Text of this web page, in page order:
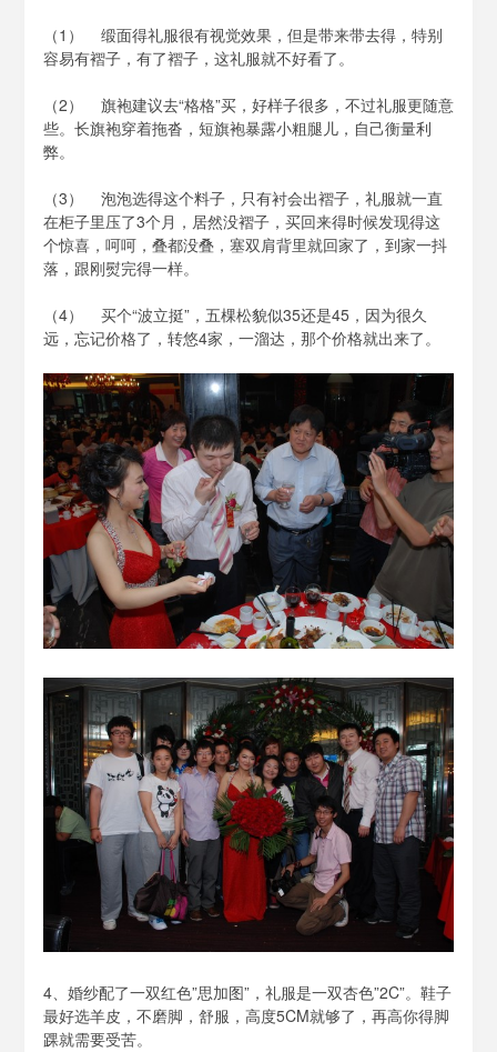
（1） 缎面得礼服很有视觉效果，但是带来带去得，特别
容易有褶子，有了褶子，这礼服就不好看了。
（2） 旗袍建议去“格格”买，好样子很多，不过礼服更随意
些。长旗袍穿着拖沓，短旗袍暴露小粗腿儿，自己衡量利
弊。
（3） 泡泡选得这个料子，只有衬会出褶子，礼服就一直
在柜子里压了3个月，居然没褶子，买回来得时候发现得这
个惊喜，呵呵，叠都没叠，塞双肩背里就回家了，到家一抖
落，跟刚熨完得一样。
（4） 买个“波立挺”，五棵松貌似35还是45，因为很久
远，忘记价格了，转悠4家，一溜达，那个价格就出来了。
4、婚纱配了一双红色”思加图”，礼服是一双杏色”2C”。鞋子
最好选羊皮，不磨脚，舒服，高度5CM就够了，再高你得脚
踝就需要受苦。